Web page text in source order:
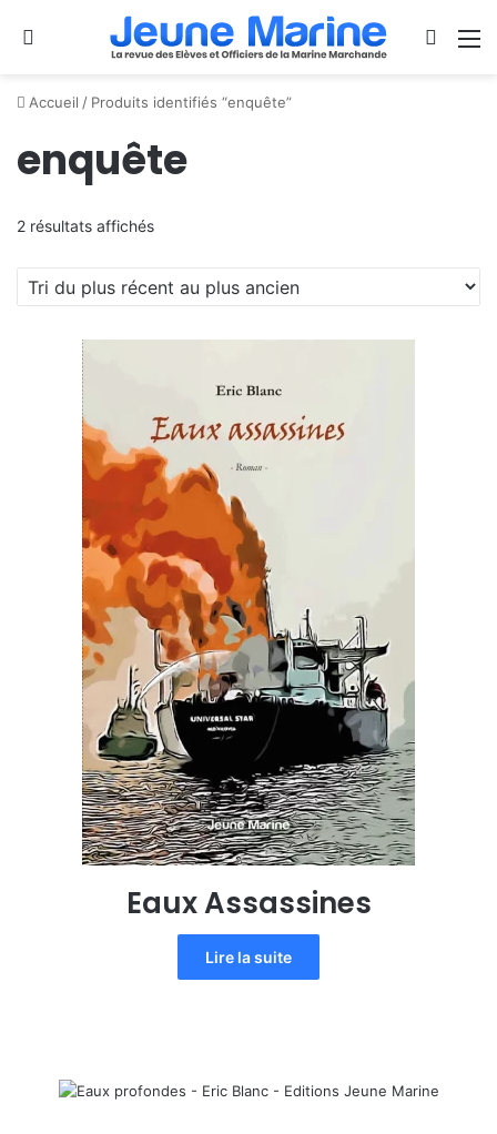
Se connecter
Accueil / Produits identifiés “enquête”
enquête
2 résultats affichésTrié
du
plus
récent
plus
ancien
Eaux Assassines
Lire la suite